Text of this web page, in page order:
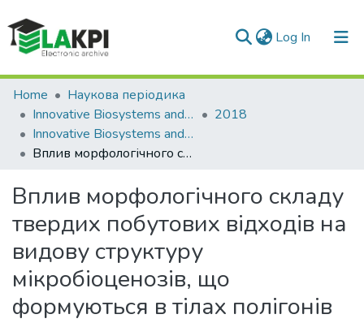
Log In (current)
Communities & Collections
All of DSpace
Statistics
Home
Наукова періодика
Innovative Biosystems and Bioengineering
2018
Innovative Biosystems and Bioengineering: international scientific e-journal, Vol. 2, No. 3
Вплив морфологічного складу твердих побутових відходів на видову структуру мікробіоценозів, що формуються в тілах полігонів
Вплив морфологічного складу
твердих побутових відходів на
видову структуру
мікробіоценозів, що
формуються в тілах полігонів